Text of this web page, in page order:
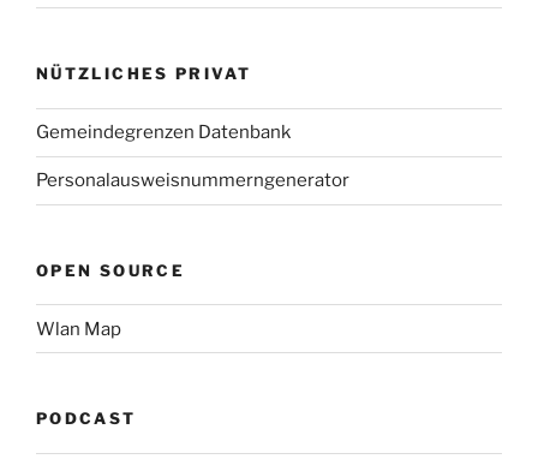
NÜTZLICHES PRIVAT
Gemeindegrenzen Datenbank
Personalausweisnummerngenerator
OPEN SOURCE
Wlan Map
PODCAST